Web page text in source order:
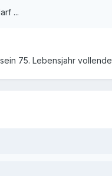
...
75. Lebensjahr